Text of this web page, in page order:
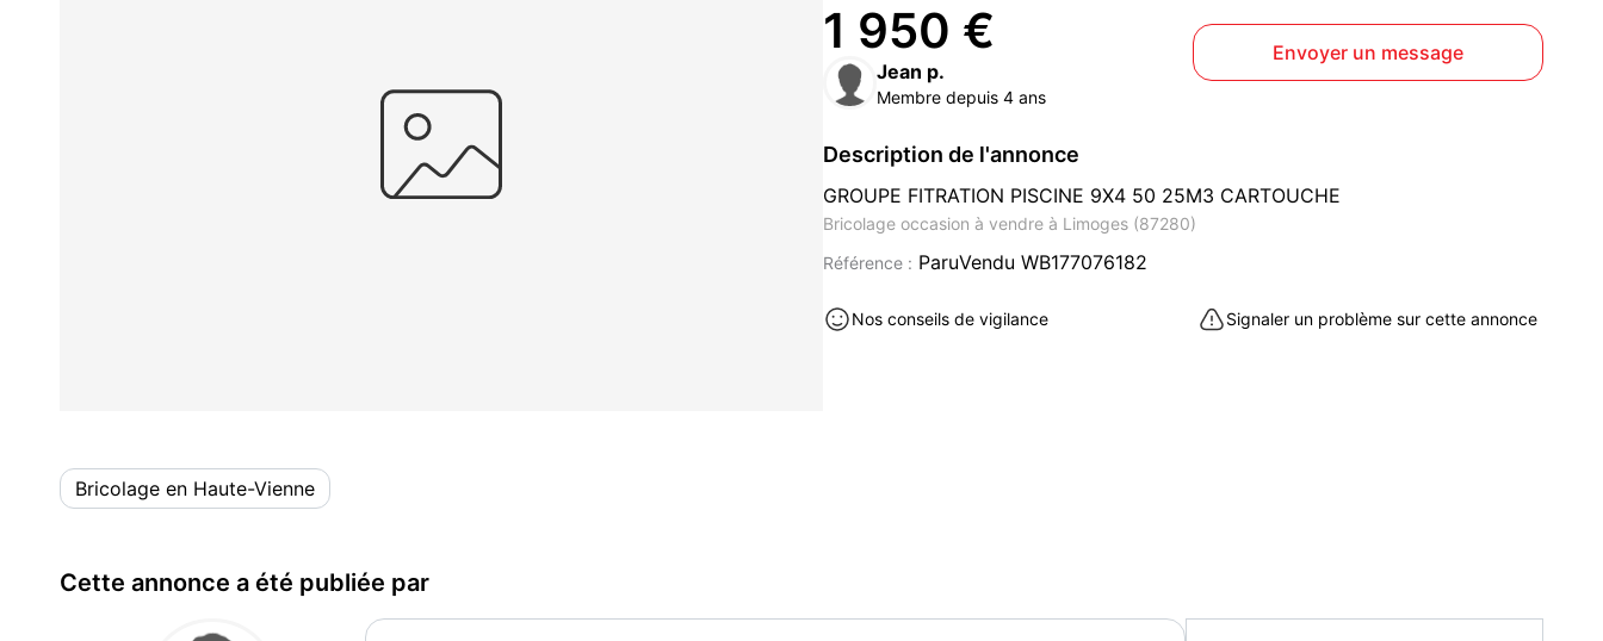
1 950 €
Jean p.
Membre depuis 4 ans
Envoyer un message
Description de l'annonce
GROUPE FITRATION PISCINE 9X4 50 25M3 CARTOUCHE
Bricolage occasion à vendre à Limoges (87280)
Référence : ParuVendu WB177076182
Nos conseils de vigilance Signaler un problème sur cette annonce
Bricolage en Haute-Vienne
Cette annonce a été publiée par